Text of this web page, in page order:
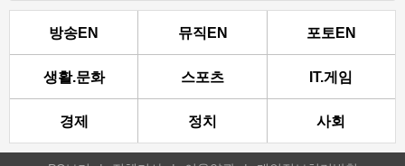
방송EN 뮤직EN 포토EN
생활.문화 스포츠 IT.게임
경제 정치 사회